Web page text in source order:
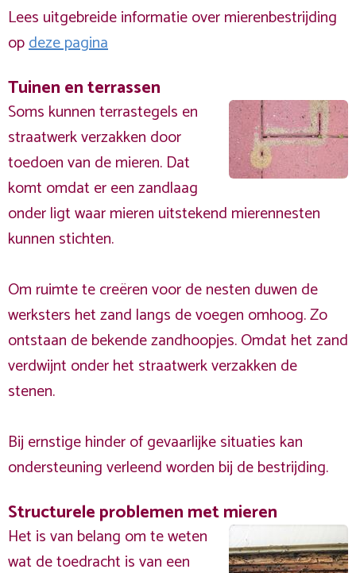
Lees uitgebreide informatie over mierenbestrijding
opdeze pagina
Tuinen en terrassen
Soms kunnen terrastegels en
straatwerk verzakken door
toedoen van de mieren. Dat
komt omdat er een zandlaag
onder ligt waar mieren uitstekend mierennesten
kunnen stichten.
Om ruimte te creëren voor de nesten duwen de
werksters het zand langs de voegen omhoog. Zo
ontstaan de bekende zandhoopjes. Omdat het zand
verdwijnt onder het straatwerk verzakken de
stenen.
Bij ernstige hinder of gevaarlijke situaties kan
ondersteuning verleend worden bij de bestrijding.
Structurele problemen met mieren
Het is van belang om te weten
wat de toedracht is van een